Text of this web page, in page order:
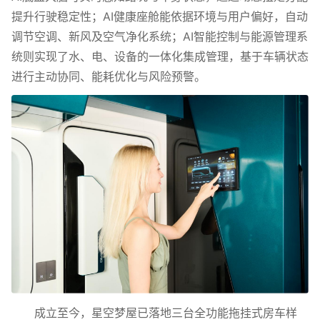
提升行驶稳定性；AI健康座舱能依据环境与用户偏好，自动
调节空调、新风及空气净化系统；AI智能控制与能源管理系
统则实现了水、电、设备的一体化集成管理，基于车辆状态
进行主动协同、能耗优化与风险预警。
成立至今，星空梦屋已落地三台全功能拖挂式房车样